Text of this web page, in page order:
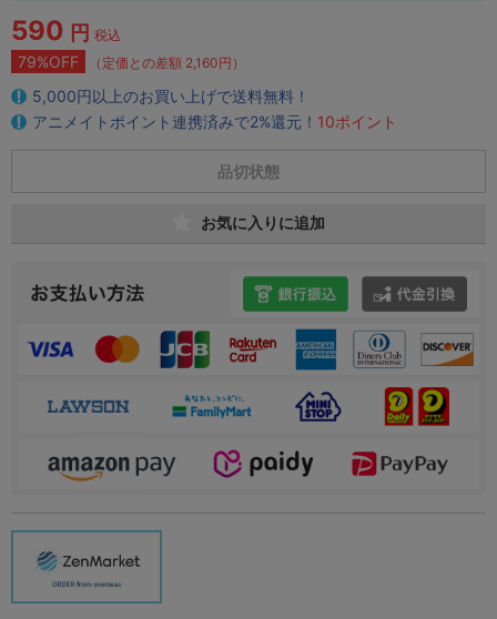
590 円 税込
79%OFF （定価との差額 2,160円）
5,000円以上のお買い上げで送料無料！
アニメイトポイント連携済みで2%還元！ 10ポイント
品切状態
お気に入りに追加